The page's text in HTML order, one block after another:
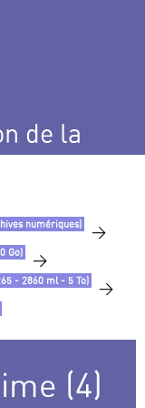
de la
numériques) >
Go) >
- 2860 ml - 5 To) >
(4)